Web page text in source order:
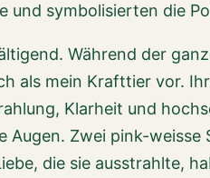
und symbolisierten die
Während der
als mein Krafttier vor.
Klarheit und
Zwei pink-
die sie ausstrahlte,